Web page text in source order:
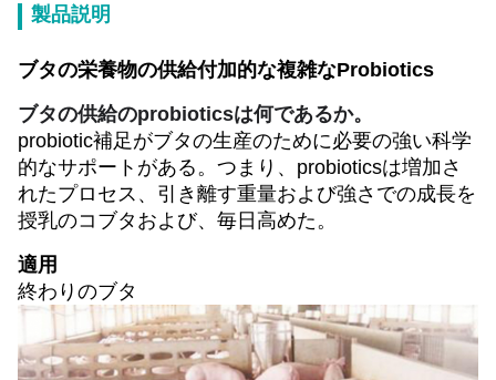
製品説明
ブタの栄養物の供給付加的な複雑なProbiotics
ブタの供給のprobioticsは何であるか。
probiotic補足がブタの生産のために必要の強い科学
的なサポートがある。つまり、probioticsは増加さ
れたプロセス、引き離す重量および強さでの成長を
授乳のコブタおよび、毎日高めた。
適用
終わりのブタ